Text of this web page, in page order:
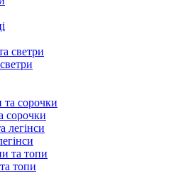
сорочки
топи